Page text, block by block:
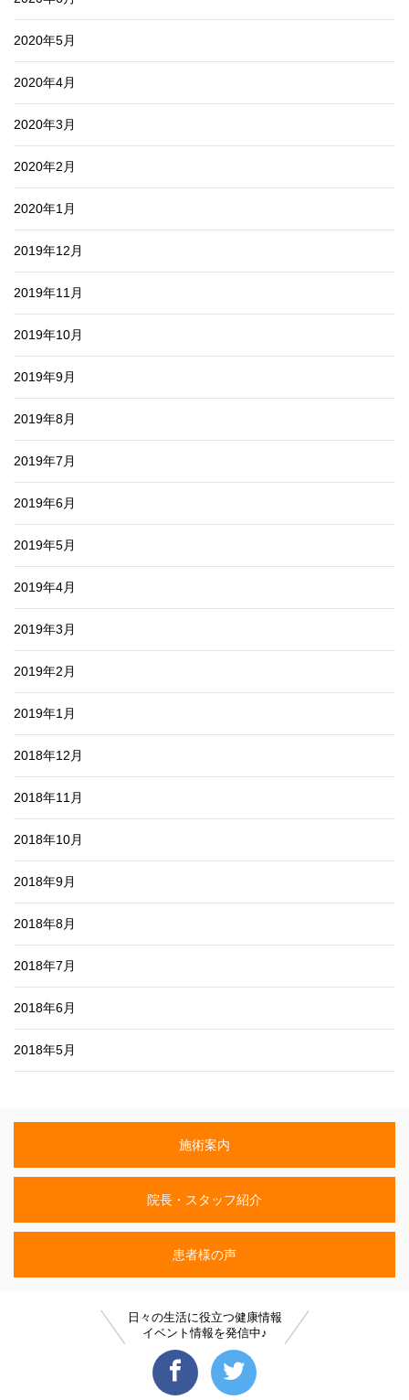
2020年5月
2020年4月
2020年3月
2020年2月
2020年1月
2019年12月
2019年11月
2019年10月
2019年9月
2019年8月
2019年7月
2019年6月
2019年5月
2019年4月
2019年3月
2019年2月
2019年1月
2018年12月
2018年11月
2018年10月
2018年9月
2018年8月
2018年7月
2018年6月
2018年5月
施術案内
院長・スタッフ紹介
患者様の声
日々の生活に役立つ健康情報
イベント情報を発信中♪